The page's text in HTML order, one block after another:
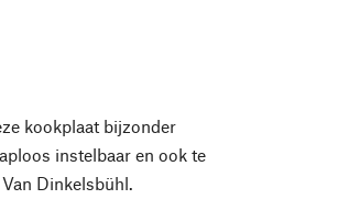
kookplaat bijzonder
instelbaar en ook te
Dinkelsbühl.